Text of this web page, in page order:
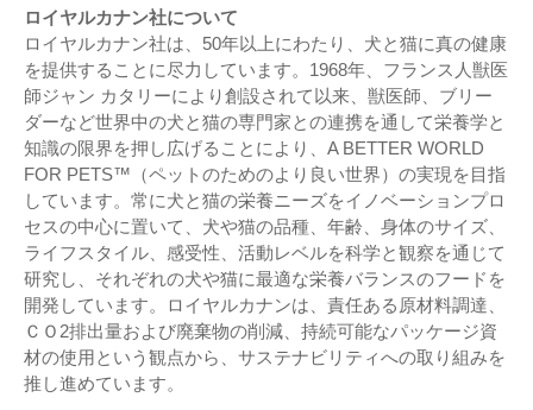
ロイヤルカナン社について
ロイヤルカナン社は、50年以上にわたり、犬と猫に真の健康
を提供することに尽力しています。1968年、フランス人獣医
師ジャン カタリーにより創設されて以来、獣医師、ブリー
ダーなど世界中の犬と猫の専門家との連携を通して栄養学と
知識の限界を押し広げることにより、A BETTER WORLD
FOR PETS™（ペットのためのより良い世界）の実現を目指
しています。常に犬と猫の栄養ニーズをイノベーションプロ
セスの中心に置いて、犬や猫の品種、年齢、身体のサイズ、
ライフスタイル、感受性、活動レベルを科学と観察を通じて
研究し、それぞれの犬や猫に最適な栄養バランスのフードを
開発しています。ロイヤルカナンは、責任ある原材料調達、
ＣＯ2排出量および廃棄物の削減、持続可能なパッケージ資
材の使用という観点から、サステナビリティへの取り組みを
推し進めています。